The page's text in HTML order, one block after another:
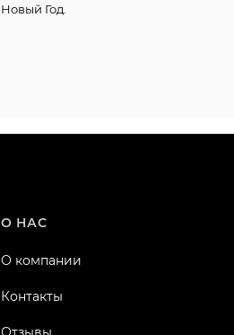
Новый Год.
О НАС
О компании
Контакты